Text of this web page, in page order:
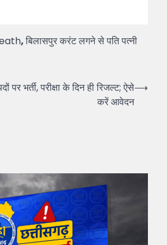
,बिलासपुर करंट लगने से पति पत्नी
परीक्षा के दिन ही रिजल्ट; ऐसे
करें आवेदन
⟶